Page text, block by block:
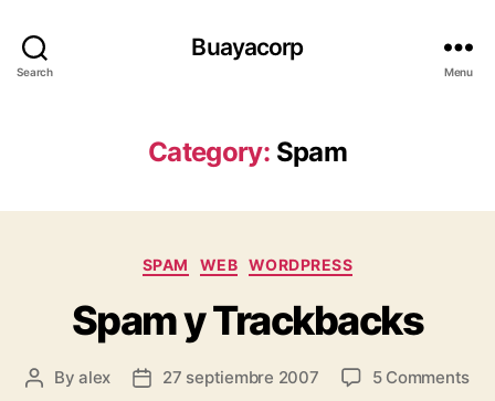
Search
Buayacorp
Menu
Category: Spam
Categories
SPAM WEB WORDPRESS
Spam y Trackbacks
PostByalex
Post27 septiembre 2007 5 Commentson